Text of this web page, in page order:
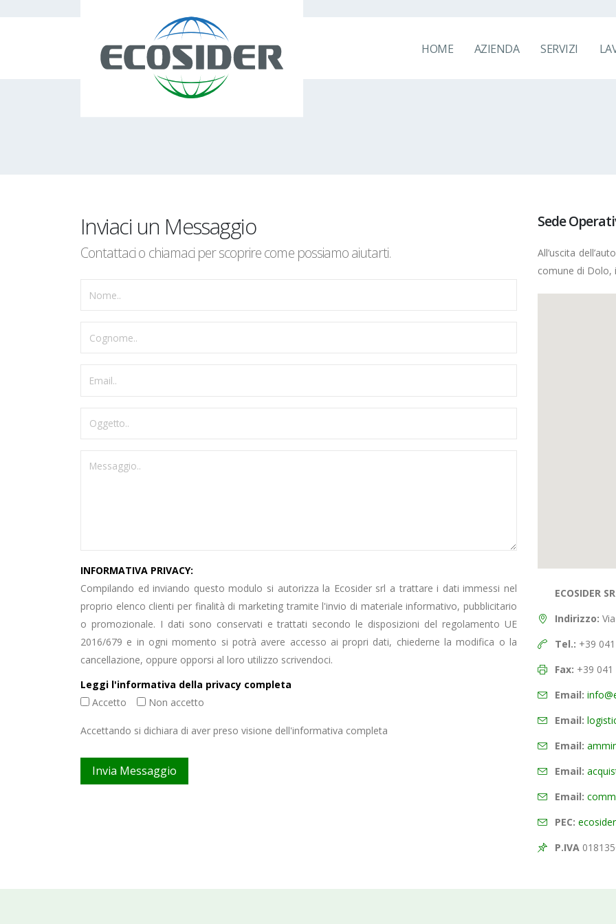
HOME AZIENDA SERVIZI
Inviaci un Messaggio
Contattaci o chiamaci per scoprire come possiamo aiutarti.
INFORMATIVA PRIVACY:
Compilando ed inviando questo modulo si autorizza la Ecosider srl a trattare i dati immessi nel
proprio elenco clienti per finalità di marketing tramite l'invio di materiale informativo, pubblicitario
o promozionale. I dati sono conservati e trattati secondo le disposizioni del regolamento UE
2016/679 e in ogni momento si potrà avere accesso ai propri dati, chiederne la modifica o la
cancellazione, oppure opporsi al loro utilizzo scrivendoci.
Leggi l'informativa della privacy completa
Accetto
Non accetto
Accettando si dichiara di aver preso visione dell'informativa completa
Sede
All’uscita
comune di Dolo,
ECOSIDER
Indirizzo:
Tel.: +39
Fax: +39
Email:
Email:
Email:
Email:
Email:
PEC:
P.IVA